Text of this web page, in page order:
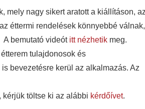
mely nagy sikert aratott a kiállításon, az
éttermi rendelések könnyebbé válnak,
bemutató videótitt nézhetik meg.
tulajdonosok és
bevezetésre kerül az alkalmazás. Az
kérjük töltse ki az alábbi kérdőívet.